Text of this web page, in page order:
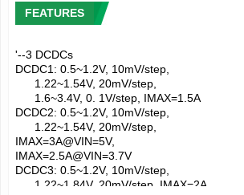
FEATURES
'--3 DCDCs
DCDC1: 0.5~1.2V, 10mV/step,
1.22~1.54V, 20mV/step,
1.6~3.4V, 0. 1V/step, IMAX=1.5A
DCDC2: 0.5~1.2V, 10mV/step,
1.22~1.54V, 20mV/step,
IMAX=3A@VIN=5V,
IMAX=2.5A@VIN=3.7V
DCDC3: 0.5~1.2V, 10mV/step,
1.22~1.84V, 20mV/step, IMAX=2A